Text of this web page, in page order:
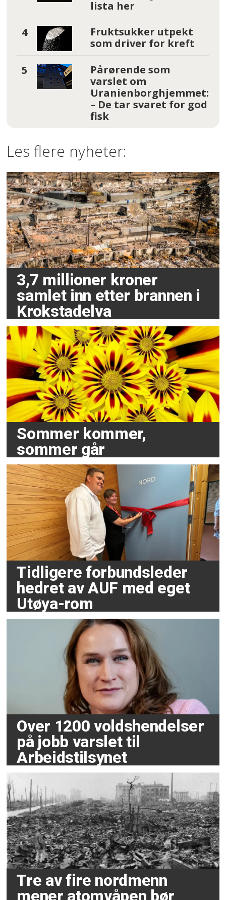
lista her
Fruktsukker utpekt
som driver for kreft
Pårørende som
varslet om
Uranienborghjemmet:
– De tar svaret for god
fisk
Les flere nyheter:
3,7 millioner kroner
samlet inn etter brannen i
Krokstadelva
Sommer kommer,
sommer går
Tidligere forbundsleder
hedret av AUF med eget
Utøya-rom
Over 1200 voldshendelser
på jobb varslet til
Arbeidstilsynet
Tre av fire nordmenn
mener atomvåpen bør